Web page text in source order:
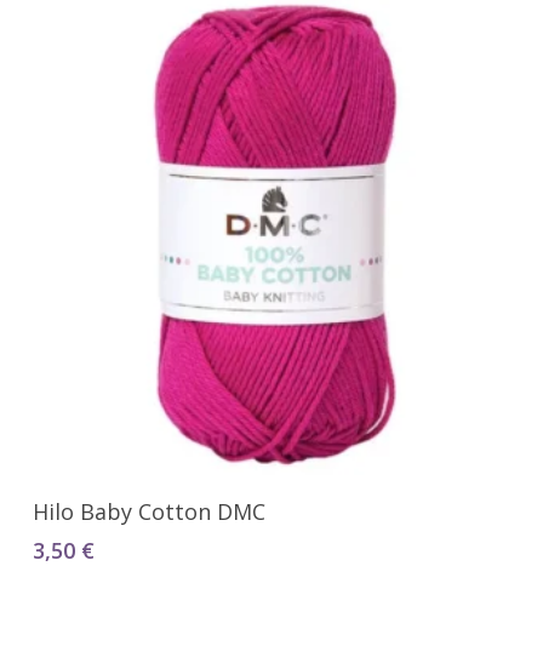
Seleccionar Opciones
Hilo Baby Cotton DMC
3,50 €